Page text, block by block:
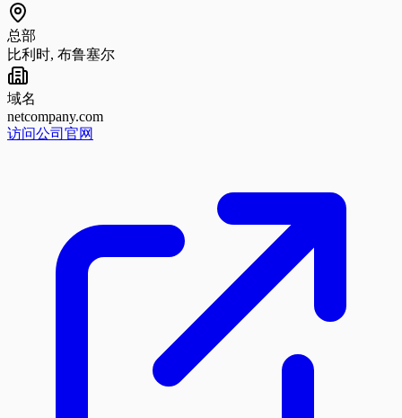
总部
比利时, 布鲁塞尔
域名
netcompany.com
访问公司官网